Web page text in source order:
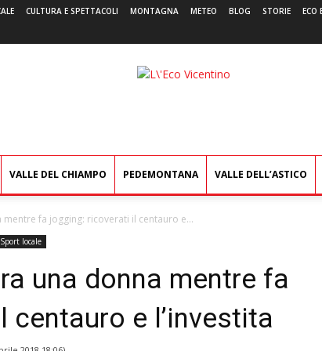
CULTURA E SPETTACOLI MONTAGNA METEO BLOG STORIE ECO
L'Eco
VALLE DEL CHIAMPO PEDEMONTANA VALLE DELL’ASTICO
mentre fa jogging: ricoverati il centauro e...
Sport locale
una donna mentre fa
e l’investita